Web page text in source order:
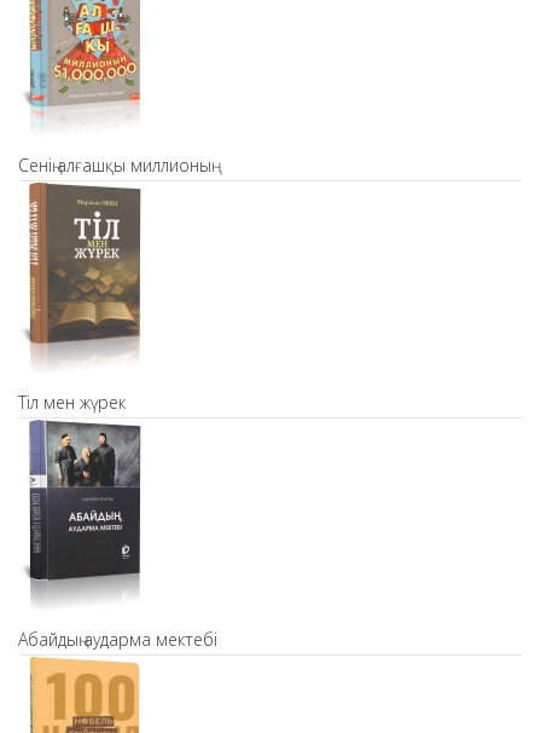
Сенің алғашқы миллионың
Тіл мен жүрек
Абайдың аударма мектебі